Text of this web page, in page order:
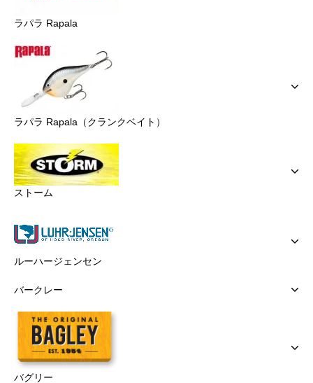
ラパラ Rapala
ラパラ Rapala（クランクベイト）
ストーム
ルーハージェンセン
バークレー
バグリー